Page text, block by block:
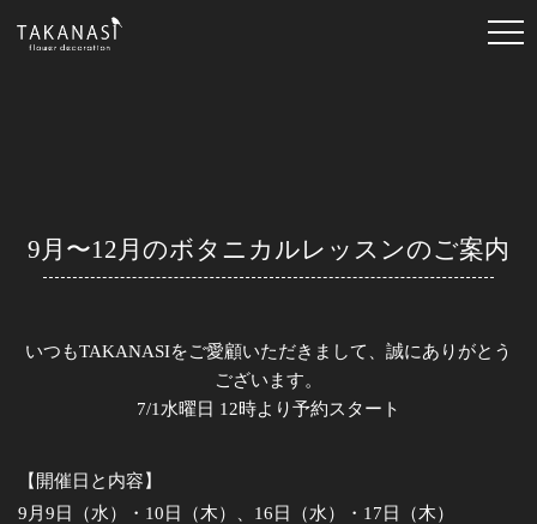
9月〜12月のボタニカルレッスンのご案内
いつもTAKANASIをご愛顧いただきまして、誠にありがとう
ございます。
7/1水曜日 12時より予約スタート
【開催日と内容】
9月9日（水）・10日（木）、16日（水）・17日（木）